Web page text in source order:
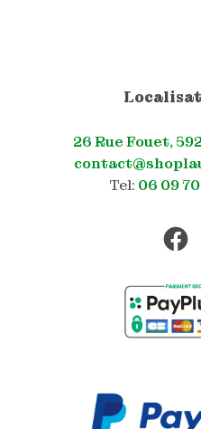
26 Rue Fouet,
Tel: 06 09